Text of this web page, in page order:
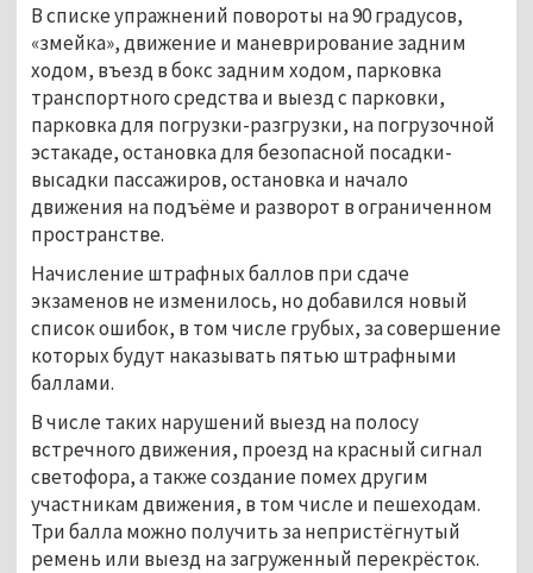
В списке упражнений повороты на 90 градусов,
«змейка», движение и маневрирование задним
ходом, въезд в бокс задним ходом, парковка
транспортного средства и выезд с парковки,
парковка для погрузки-разгрузки, на погрузочной
эстакаде, остановка для безопасной посадки-
высадки пассажиров, остановка и начало
движения на подъёме и разворот в ограниченном
пространстве.
Начисление штрафных баллов при сдаче
экзаменов не изменилось, но добавился новый
список ошибок, в том числе грубых, за совершение
которых будут наказывать пятью штрафными
баллами.
В числе таких нарушений выезд на полосу
встречного движения, проезд на красный сигнал
светофора, а также создание помех другим
участникам движения, в том числе и пешеходам.
Три балла можно получить за непристёгнутый
ремень или выезд на загруженный перекрёсток.